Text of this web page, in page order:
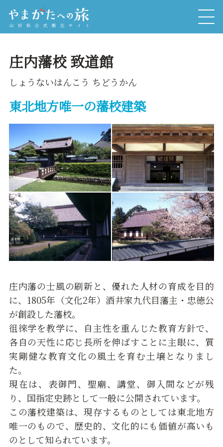
庄内藩校 致道館
しょうないはんこう ちどうかん
東北地方唯一の藩校建築
庄内藩の士風の刷新と、優れた人材の育成を目的
に、1805年（文化2年）酒井家九代目藩主・忠徳公
が創設した藩校。
徂徠学を教学に、自主性を重んじた教育方針で、
各自の天性に応じ長所を伸ばすことに主眼に、質
実剛健な教育文化の風土を育む土壌となりまし
た。
現在は、表御門、聖廟、講堂、御入間などが残
り、国指定史跡として一般に公開されています。
この藩校建築は、現存するものとしては東北地方
唯一のもので、歴史的、文化的にも価値が高いも
のとして知られています。